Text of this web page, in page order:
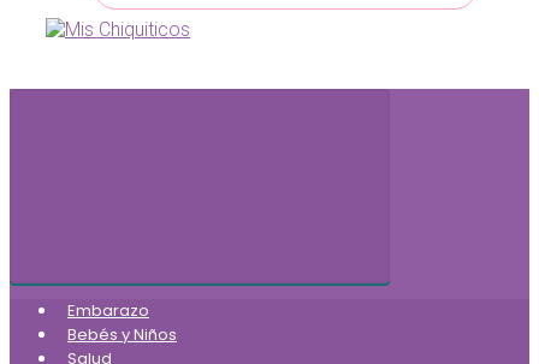
Embarazo
Bebés y Niños
Salud